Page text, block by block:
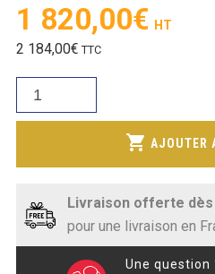
TABLE DE
SALADETTE
SALADETTE 800
MEUBLE À PIZZA
MEUBLE À PIZZA
Le
prix
initial
était :
998,90€.
1 820,00€
Le
actuel
est :
820,00€.
2 184,00€ TTC
20
20
LITRES
(24KW)
shopping_cart AJOUTER
Livraison offerte dès
pour une livraison en
Une question